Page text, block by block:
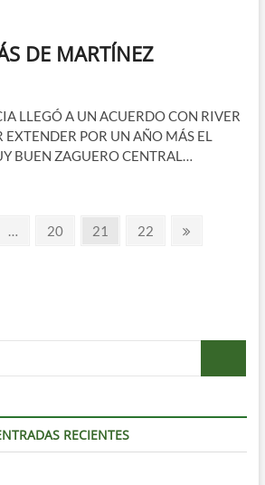
DE MARTÍNEZ
LLEGÓ A UN ACUERDO CON RIVER
EXTENDER POR UN AÑO MÁS EL
BUEN ZAGUERO CENTRAL…
… Página
20 Página
21 Página
22
Página
RECIENTES